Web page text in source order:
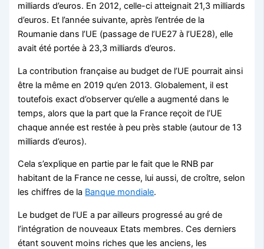
milliards d’euros. En 2012, celle-ci atteignait 21,3 milliards
d’euros. Et l’année suivante, après l’entrée de la
Roumanie dans l’UE (passage de l’UE27 à l’UE28), elle
avait été portée à 23,3 milliards d’euros.
La contribution française au budget de l’UE pourrait ainsi
être la même en 2019 qu’en 2013. Globalement, il est
toutefois exact d’observer qu’elle a augmenté dans le
temps, alors que la part que la France reçoit de l’UE
chaque année est restée à peu près stable (autour de 13
milliards d’euros).
Cela s’explique en partie par le fait que le RNB par
habitant de la France ne cesse, lui aussi, de croître, selon
les chiffres de la Banque mondiale.
Le budget de l’UE a par ailleurs progressé au gré de
l’intégration de nouveaux Etats membres. Ces derniers
étant souvent moins riches que les anciens, les